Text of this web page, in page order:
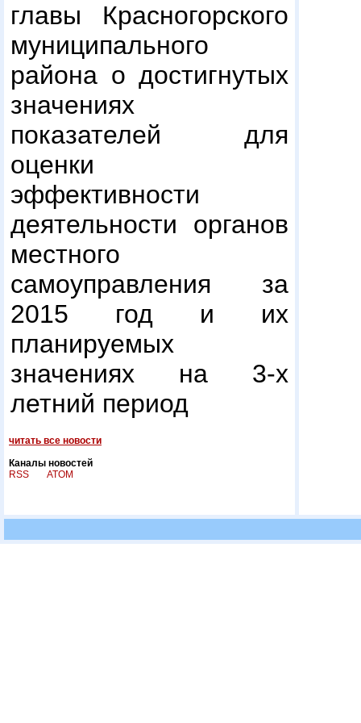
главы Красногорского
муниципального
района о достигнутых
значениях
показателей для
оценки
эффективности
деятельности органов
местного
самоуправления за
2015 год и их
планируемых
значениях на 3-х
летний период
читать все новости
Каналы новостей
RSS
ATOM